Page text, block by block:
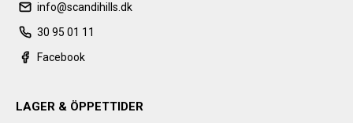
info@scandihills.dk
30 95 01 11
Facebook
LAGER & ÖPPETTIDER